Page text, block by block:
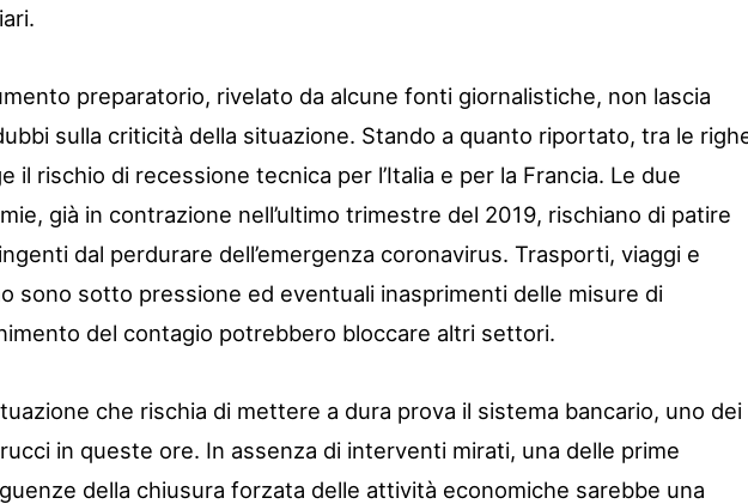
preparatorio, rivelato da alcune fonti giornalistiche, non lascia
sulla criticità della situazione. Stando a quanto riportato, tra le
il rischio di recessione tecnica per l’Italia e per la Francia. Le due
già in contrazione nell’ultimo trimestre del 2019, rischiano di patire
dal perdurare dell’emergenza coronavirus. Trasporti, viaggi e
sono sotto pressione ed eventuali inasprimenti delle misure di
del contagio potrebbero bloccare altri settori.
che rischia di mettere a dura prova il sistema bancario, uno dei
in queste ore. In assenza di interventi mirati, una delle prime
della chiusura forzata delle attività economiche sarebbe una